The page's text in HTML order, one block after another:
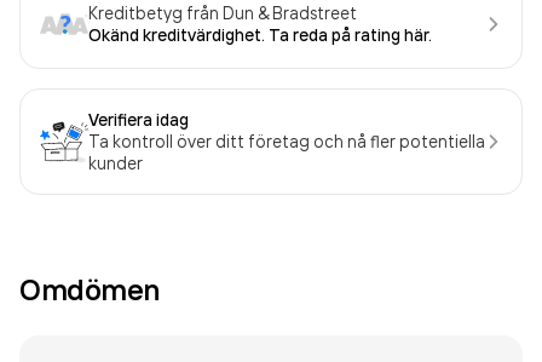
Kreditbetyg från Dun & Bradstreet
Okänd kreditvärdighet. Ta reda på rating här.
Verifiera idag
Ta kontroll över ditt företag och nå fler potentiella
kunder
Omdömen